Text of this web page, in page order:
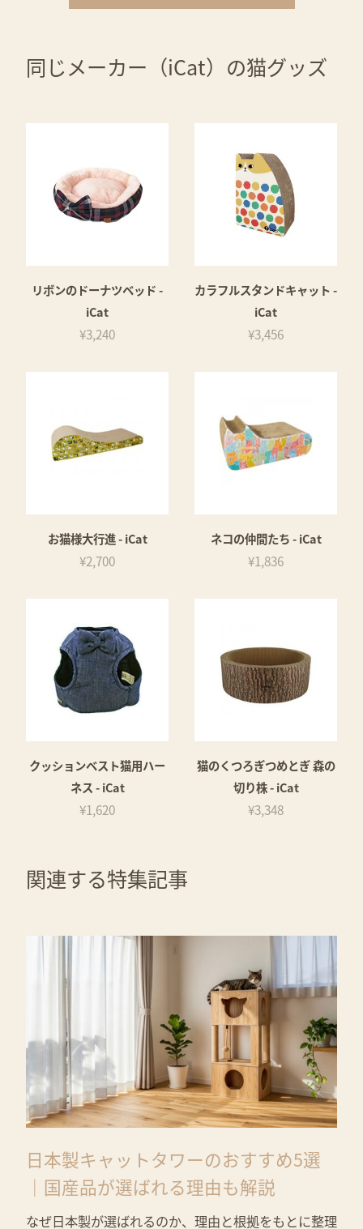
同じメーカー（iCat）の猫グッズ
リボンのドーナツベッド -
iCat
¥3,240
カラフルスタンドキャット -
iCat
¥3,456
お猫様大行進 - iCat
¥2,700
ネコの仲間たち - iCat
¥1,836
クッションベスト猫用ハー
ネス - iCat
¥1,620
猫のくつろぎつめとぎ 森の
切り株 - iCat
¥3,348
関連する特集記事
日本製キャットタワーのおすすめ5選
｜国産品が選ばれる理由も解説
なぜ日本製が選ばれるのか、理由と根拠をもとに整理